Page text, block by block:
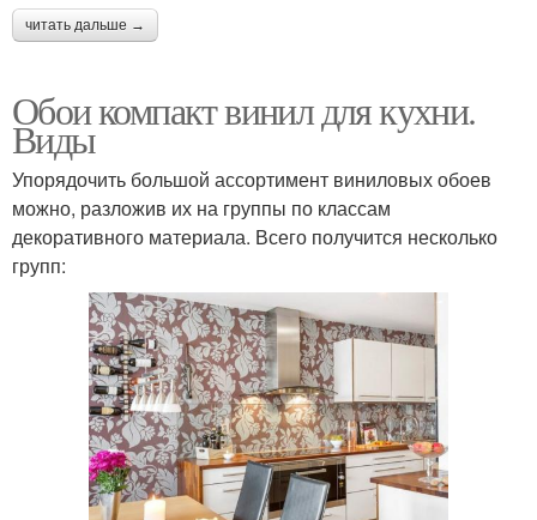
читать дальше →
Обои компакт винил для кухни.
Виды
Упорядочить большой ассортимент виниловых обоев
можно, разложив их на группы по классам
декоративного материала. Всего получится несколько
групп: